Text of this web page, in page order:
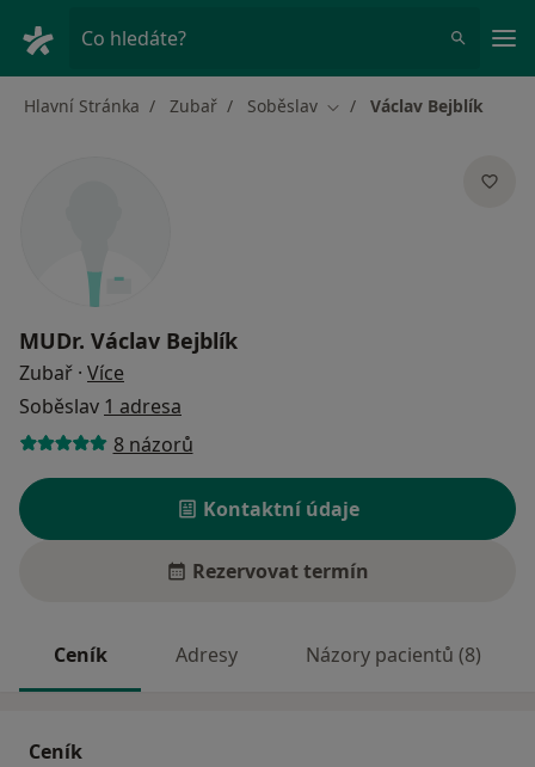
Co hledáte?
Hlavní Stránka Zubař Soběslav Změna města
Václav Bejblík
MUDr. Václav Bejblík
Zubař · Více
Soběslav 1 adresa
8 názorů
Kontaktní údaje
Rezervovat termín
Ceník Adresy Názory pacientů (8)
Ceník